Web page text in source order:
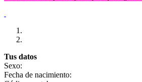
Tus datos
Sexo:
Fecha de nacimiento: